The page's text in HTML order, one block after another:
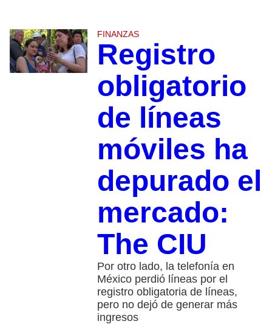
FINANZAS
Registro
obligatorio
de líneas
móviles ha
depurado el
mercado:
The CIU
Por otro lado, la telefonía en
México perdió líneas por el
registro obligatoria de líneas,
pero no dejó de generar más
ingresos